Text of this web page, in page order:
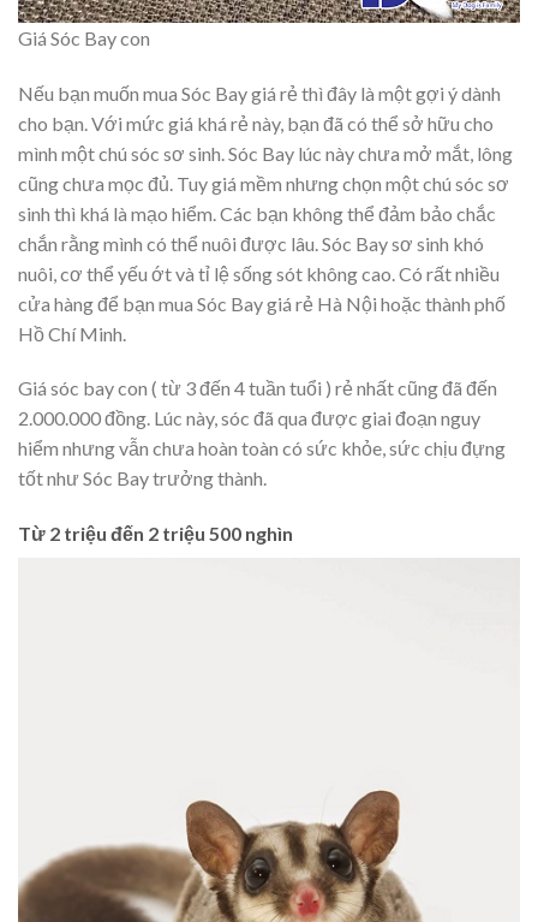
Giá Sóc Bay con
Nếu bạn muốn mua Sóc Bay giá rẻ thì đây là một gợi ý dành
cho bạn. Với mức giá khá rẻ này, bạn đã có thể sở hữu cho
mình một chú sóc sơ sinh. Sóc Bay lúc này chưa mở mắt, lông
cũng chưa mọc đủ. Tuy giá mềm nhưng chọn một chú sóc sơ
sinh thì khá là mạo hiểm. Các bạn không thể đảm bảo chắc
chắn rằng mình có thể nuôi được lâu. Sóc Bay sơ sinh khó
nuôi, cơ thể yếu ớt và tỉ lệ sống sót không cao. Có rất nhiều
cửa hàng để bạn mua Sóc Bay giá rẻ Hà Nội hoặc thành phố
Hồ Chí Minh.
Giá sóc bay con ( từ 3 đến 4 tuần tuổi ) rẻ nhất cũng đã đến
2.000.000 đồng. Lúc này, sóc đã qua được giai đoạn nguy
hiểm nhưng vẫn chưa hoàn toàn có sức khỏe, sức chịu đựng
tốt như Sóc Bay trưởng thành.
Từ 2 triệu đến 2 triệu 500 nghìn